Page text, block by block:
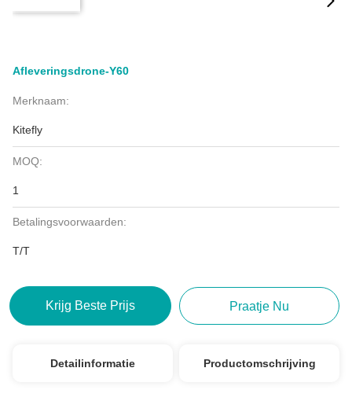
Afleveringsdrone-Y60
Merknaam:
Kitefly
MOQ:
1
Betalingsvoorwaarden:
T/T
Krijg Beste Prijs Praatje Nu
Detailinformatie Productomschrijving